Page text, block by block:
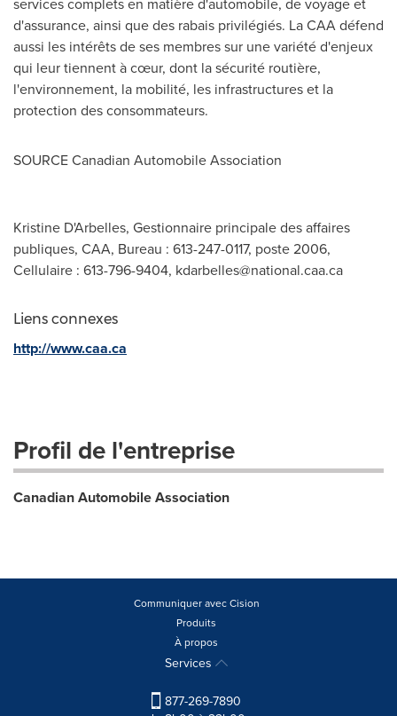
d'assurance, ainsi que des rabais privilégiés. La CAA défend
aussi les intérêts de ses membres sur une variété d'enjeux
qui leur tiennent à cœur, dont la sécurité routière,
l'environnement, la mobilité, les infrastructures et la
protection des consommateurs.
SOURCE Canadian Automobile Association
Kristine D'Arbelles, Gestionnaire principale des affaires
publiques, CAA, Bureau : 613-247-0117, poste 2006,
Cellulaire : 613-796-9404, kdarbelles@national.caa.ca
Liens connexes
http://www.caa.ca
Profil de l'entreprise
Canadian Automobile Association
Communiquer avec Cision
Produits
À propos
Services
877-269-7890